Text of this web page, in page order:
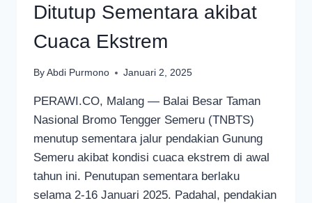
Ditutup Sementara akibat
Cuaca Ekstrem
By Abdi Purmono Januari 2, 2025
PERAWI.CO, Malang — Balai Besar Taman
Nasional Bromo Tengger Semeru (TNBTS)
menutup sementara jalur pendakian Gunung
Semeru akibat kondisi cuaca ekstrem di awal
tahun ini. Penutupan sementara berlaku
selama 2-16 Januari 2025. Padahal, pendakian